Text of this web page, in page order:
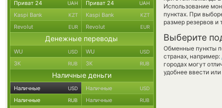
Использование
пунктах. При
размер резервов и
Выберите
Обменные пункты
странах, например:
городах могут
удобнее ввести
Приват 24 UAH Приват 24 UAH
Kaspi Bank KZT Kaspi Bank KZT
Revolut EUR Revolut EUR
Денежные переводы
WU USD WU USD
ЗК RUB ЗК RUB
Наличные деньги
Наличные USD Наличные USD
Наличные RUB Наличные RUB